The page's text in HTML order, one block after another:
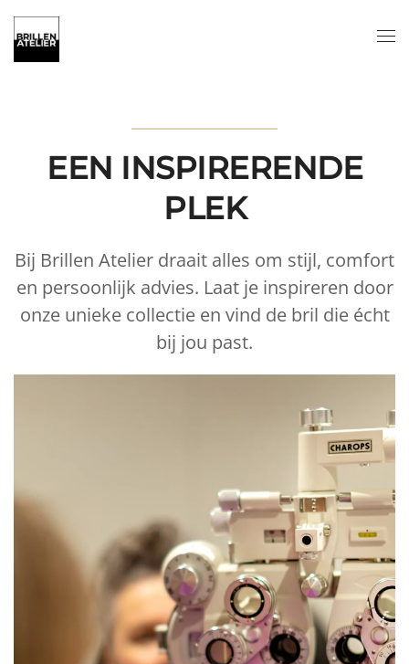
Skip to main content
EEN INSPIRERENDE
PLEK
Bij Brillen Atelier draait alles om stijl, comfort
en persoonlijk advies. Laat je inspireren door
onze unieke collectie en vind de bril die écht
bij jou past.